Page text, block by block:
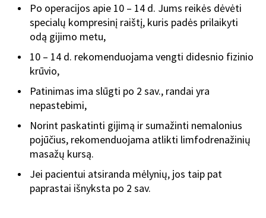
Po operacijos apie 10 – 14 d. Jums reikės dėvėti
specialų kompresinį raištį, kuris padės prilaikyti
odą gijimo metu,
10 – 14 d. rekomenduojama vengti didesnio fizinio
krūvio,
Patinimas ima slūgti po 2 sav., randai yra
nepastebimi,
Norint paskatinti gijimą ir sumažinti nemalonius
pojūčius, rekomenduojama atlikti limfodrenažinių
masažų kursą.
Jei pacientui atsiranda mėlynių, jos taip pat
paprastai išnyksta po 2 sav.